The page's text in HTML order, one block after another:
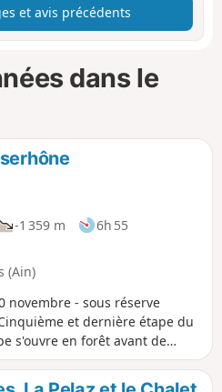
et avis précédents
dans le
-1 359 m
6h 55
(Ain)
novembre - sous réserve
et dernière étape du
s'ouvre en forêt avant de
à Fromage. Le crêt de la
saisissant sur les Alpes,